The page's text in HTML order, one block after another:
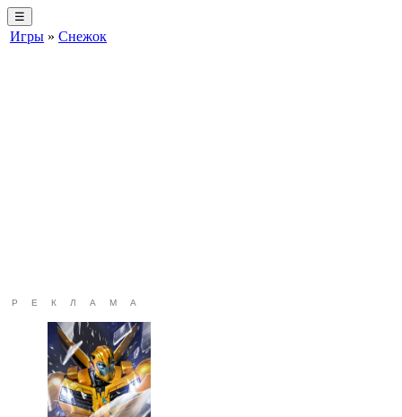
☰
Игры » Снежок
РЕКЛАМА